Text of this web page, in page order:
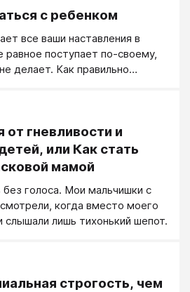
с ребенком
все ваши наставления в
равное поступает по-своему,
делает. Как правильно
от гневливости и
или Как стать
мамой
без голоса. Мои мальчишки с
когда вместо моего
слышали лишь тихонький шепот.
строгость, чем